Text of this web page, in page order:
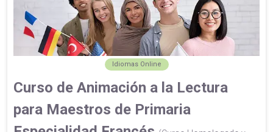
Idiomas Online
Curso de Animación a la Lectura
para Maestros de Primaria